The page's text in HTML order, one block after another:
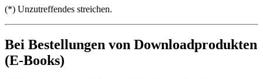
(*) Unzutreffendes streichen.
Bei Bestellungen von Downloadprodukten
(E-Books)